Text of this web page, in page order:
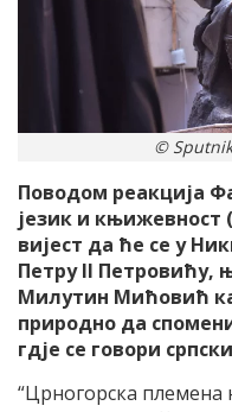
©
Поводом реакција
језик и књижевност
вијест да ће се у
Петру II Петровићу,
Милутин Мићовић
природно да
гдје се говори
“Црногорска племена